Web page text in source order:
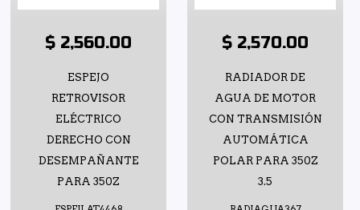
$ 2,560.00
ESPEJO
RETROVISOR
ELÉCTRICO
DERECHO CON
DESEMPAÑANTE
PARA 350Z
$ 2,570.00
RADIADOR DE
AGUA DE MOTOR
CON TRANSMISIÓN
AUTOMÁTICA
POLAR PARA 350Z
3.5